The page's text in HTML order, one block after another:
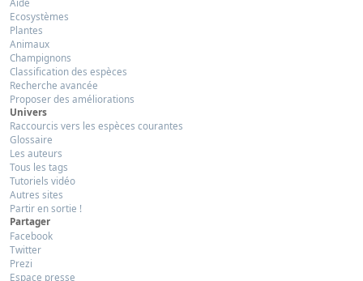
Ecosystèmes
Plantes
Animaux
Champignons
Classification des espèces
Recherche avancée
Proposer des améliorations
Univers
Raccourcis vers les espèces courantes
Glossaire
Les auteurs
Tous les tags
Tutoriels vidéo
Autres sites
Partir en sortie !
Partager
Facebook
Twitter
Prezi
Espace presse